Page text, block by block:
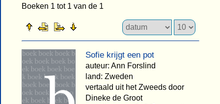
Boeken 1 tot 1 van de 1
Sofie krijgt een pot
auteur: Ann Forslind
land: Zweden
vertaald uit het Zweeds door
Dineke de Groot